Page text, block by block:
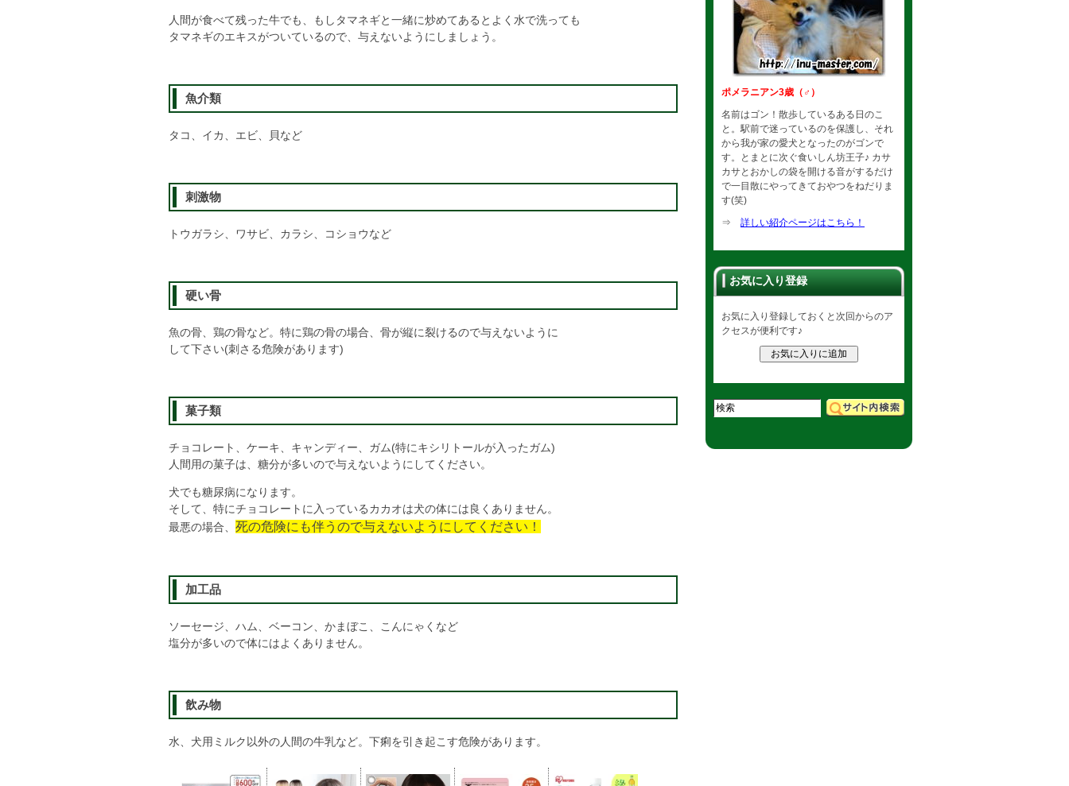
人間が食べて残った牛でも、もしタマネギと一緒に炒めてあるとよく水で洗っても
タマネギのエキスがついているので、与えないようにしましょう。
魚介類
タコ、イカ、エビ、貝など
刺激物
トウガラシ、ワサビ、カラシ、コショウなど
硬い骨
魚の骨、鶏の骨など。特に鶏の骨の場合、骨が縦に裂けるので与えないように
して下さい(刺さる危険があります)
菓子類
チョコレート、ケーキ、キャンディー、ガム(特にキシリトールが入ったガム)
人間用の菓子は、糖分が多いので与えないようにしてください。
犬でも糖尿病になります。
そして、特にチョコレートに入っているカカオは犬の体には良くありません。
最悪の場合、 死の危険にも伴うので与えないようにしてください！
加工品
ソーセージ、ハム、ベーコン、かまぼこ、こんにゃくなど
塩分が多いので体にはよくありません。
飲み物
水、犬用ミルク以外の人間の牛乳など。下痢を引き起こす危険があります。
ポメラニアン3歳（♂）
名前はゴン！散歩しているある日のこ
と。駅前で迷っているのを保護し、それ
から我が家の愛犬となったのがゴンで
す。とまとに次ぐ食いしん坊王子♪ カサ
カサとおかしの袋を開ける音がするだけ
で一目散にやってきておやつをねだりま
す(笑)
⇒ 詳しい紹介ページはこちら！
お気に入り登録
お気に入り登録しておくと次回からのア
クセスが便利です♪